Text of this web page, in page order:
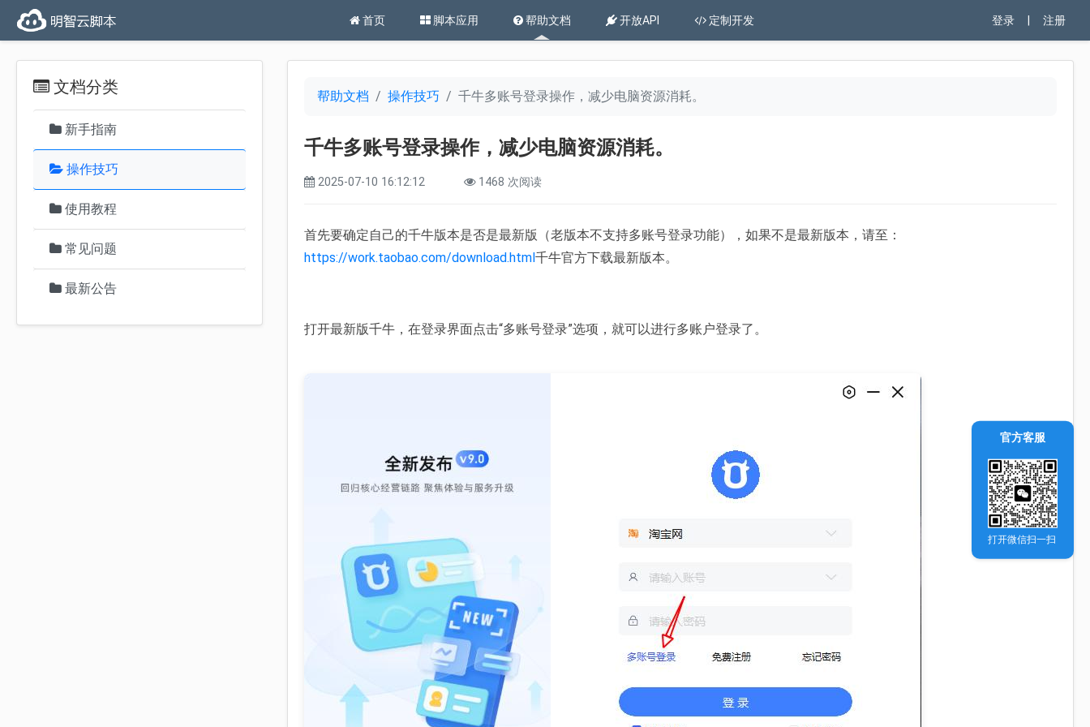
首页 脚本应用 帮助文档 开放API 定制开发 登录 | 注册
文档分类
新手指南
操作技巧
使用教程
常见问题
最新公告
帮助文档 操作技巧 千牛多账号登录操作，减少电脑资源消耗。
千牛多账号登录操作，减少电脑资源消耗。
2025-07-10 16:12:12 1468 次阅读
首先要确定自己的千牛版本是否是最新版（老版本不支持多账号登录功能），如果不是最新版本，请至：
https://work.taobao.com/download.html千牛官方下载最新版本。
打开最新版千牛，在登录界面点击“多账号登录”选项，就可以进行多账户登录了。
官方客服
打开微信扫一扫